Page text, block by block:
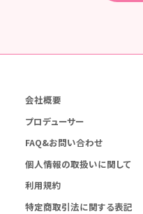
会社概要
プロデューサー
FAQ&お問い合わせ
個人情報の取扱いに関して
利用規約
特定商取引法に関する表記